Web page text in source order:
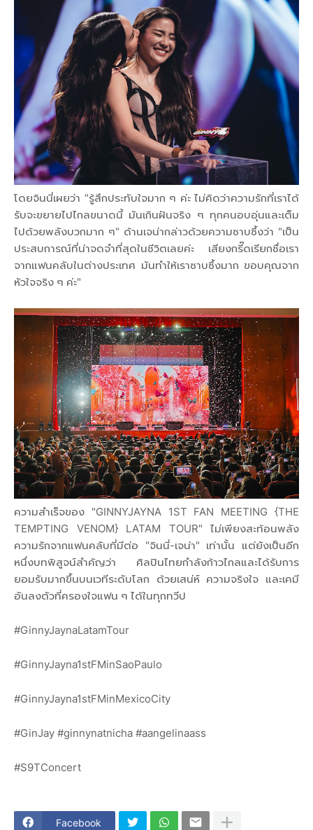
โดยจินนี่เผยว่า "รู้สึกประทับใจมาก ๆ ค่ะ ไม่คิดว่าความรักที่เราได้
รับจะขยายไปไกลขนาดนี้ มันเกินฝันจริง ๆ ทุกคนอบอุ่นและเต็ม
ไปด้วยพลังบวกมาก ๆ" ด้านเจน่ากล่าวด้วยความซาบซึ้งว่า "เป็น
ประสบการณ์ที่น่าจดจำที่สุดในชีวิตเลยค่ะ เสียงกรี๊ดเรียกชื่อเรา
จากแฟนคลับในต่างประเทศ มันทำให้เราซาบซึ้งมาก ขอบคุณจาก
หัวใจจริง ๆ ค่ะ"
ความสำเร็จของ "GINNYJAYNA 1ST FAN MEETING {THE
TEMPTING VENOM} LATAM TOUR" ไม่เพียงสะท้อนพลัง
ความรักจากแฟนคลับที่มีต่อ "จินนี่-เจน่า" เท่านั้น แต่ยังเป็นอีก
หนึ่งบทพิสูจน์สำคัญว่า ศิลปินไทยกำลังก้าวไกลและได้รับการ
ยอมรับมากขึ้นบนเวทีระดับโลก ด้วยเสน่ห์ ความจริงใจ และเคมี
อันลงตัวที่ครองใจแฟน ๆ ได้ในทุกทวีป
#GinnyJaynaLatamTour
#GinnyJayna1stFMinSaoPaulo
#GinnyJayna1stFMinMexicoCity
#GinJay #ginnynatnicha #aangelinaass
#S9TConcert
Facebook